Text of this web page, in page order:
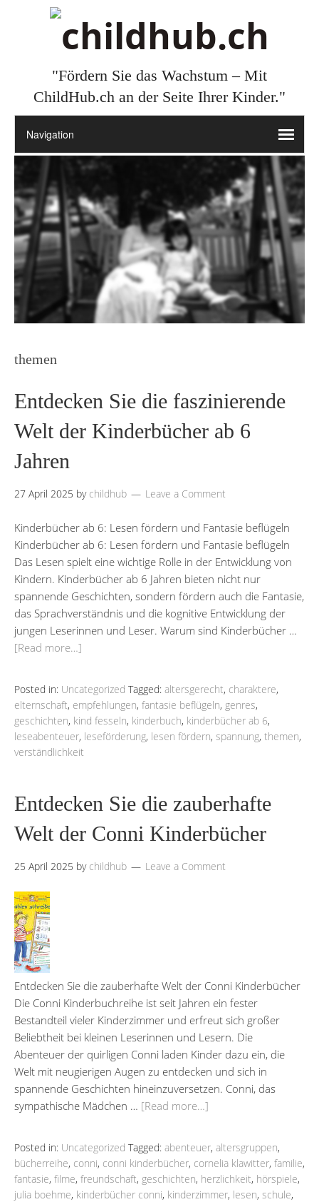
"Fördern Sie das Wachstum – Mit
ChildHub.ch an der Seite Ihrer Kinder."
themen
Entdecken Sie die faszinierende
Welt der Kinderbücher ab 6
Jahren
27 April 2025 by childhub Leave a Comment
Kinderbücher ab 6: Lesen fördern und Fantasie beflügeln
Kinderbücher ab 6: Lesen fördern und Fantasie beflügeln
Das Lesen spielt eine wichtige Rolle in der Entwicklung von
Kindern. Kinderbücher ab 6 Jahren bieten nicht nur
spannende Geschichten, sondern fördern auch die Fantasie,
das Sprachverständnis und die kognitive Entwicklung der
jungen Leserinnen und Leser. Warum sind Kinderbücher …
[Read more…]
Posted in: Uncategorized Tagged: altersgerecht, charaktere,
elternschaft, empfehlungen, fantasie beflügeln, genres,
geschichten, kind fesseln, kinderbuch, kinderbücher ab 6,
leseabenteuer, leseförderung, lesen fördern, spannung, themen,
verständlichkeit
Entdecken Sie die zauberhafte
Welt der Conni Kinderbücher
25 April 2025 by childhub Leave a Comment
Entdecken Sie die zauberhafte Welt der Conni Kinderbücher
Die Conni Kinderbuchreihe ist seit Jahren ein fester
Bestandteil vieler Kinderzimmer und erfreut sich großer
Beliebtheit bei kleinen Leserinnen und Lesern. Die
Abenteuer der quirligen Conni laden Kinder dazu ein, die
Welt mit neugierigen Augen zu entdecken und sich in
spannende Geschichten hineinzuversetzen. Conni, das
sympathische Mädchen … [Read more…]
Posted in: Uncategorized Tagged: abenteuer, altersgruppen,
bücherreihe, conni, conni kinderbücher, cornelia klawitter, familie,
fantasie, filme, freundschaft, geschichten, herzlichkeit, hörspiele,
julia boehme, kinderbücher conni, kinderzimmer, lesen, schule,